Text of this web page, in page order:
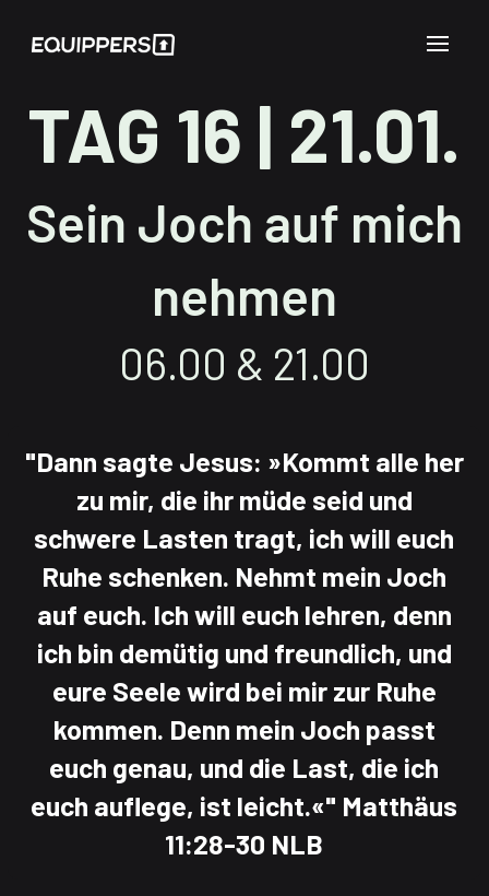
TAG 16 | 21.01.
Sein Joch auf mich
nehmen
06.00 & 21.00
"Dann sagte Jesus: »Kommt alle her
zu mir, die ihr müde seid und
schwere Lasten tragt, ich will euch
Ruhe schenken. Nehmt mein Joch
auf euch. Ich will euch lehren, denn
ich bin demütig und freundlich, und
eure Seele wird bei mir zur Ruhe
kommen. Denn mein Joch passt
euch genau, und die Last, die ich
euch auflege, ist leicht.«" Matthäus
11:28-30 NLB